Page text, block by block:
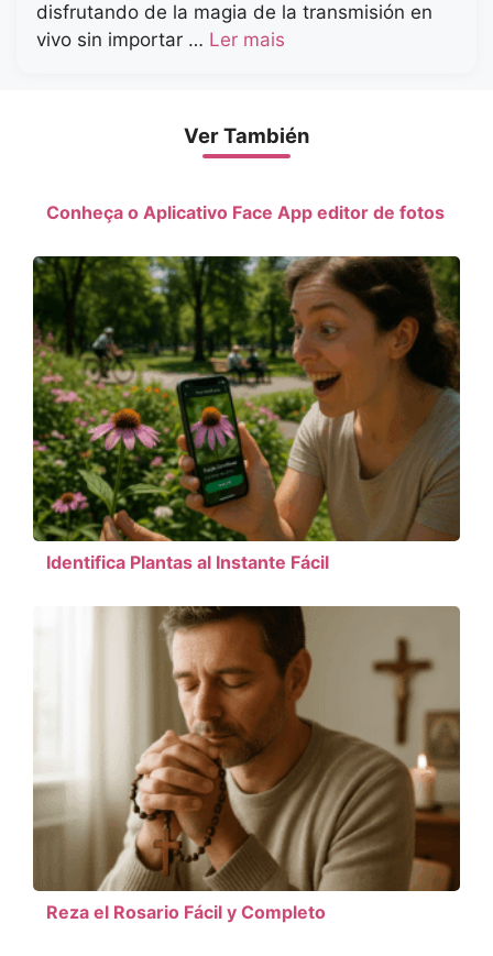
disfrutando de la magia de la transmisión en
vivo sin importar … Ler mais
Ver También
Conheça o Aplicativo Face App editor de fotos
Identifica Plantas al Instante Fácil
Reza el Rosario Fácil y Completo